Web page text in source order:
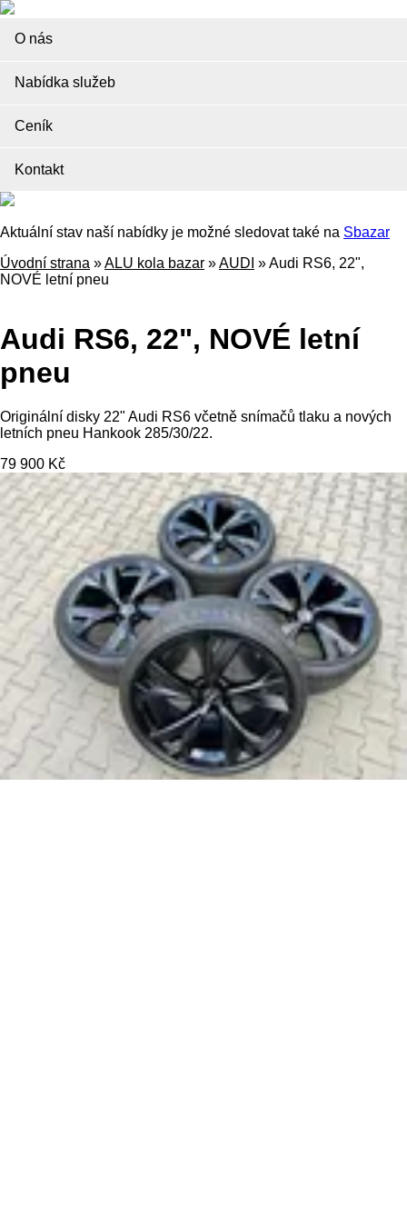
O nás
Nabídka služeb
Ceník
Kontakt
Aktuální stav naší nabídky je možné sledovat také na Sbazar
Úvodní strana »ALU kola bazar »AUDI »Audi RS6, 22",
NOVÉ letní pneu
Audi RS6, 22", NOVÉ letní
pneu
Originální disky 22" Audi RS6 včetně snímačů tlaku a nových
letních pneu Hankook 285/30/22.
79 900 Kč